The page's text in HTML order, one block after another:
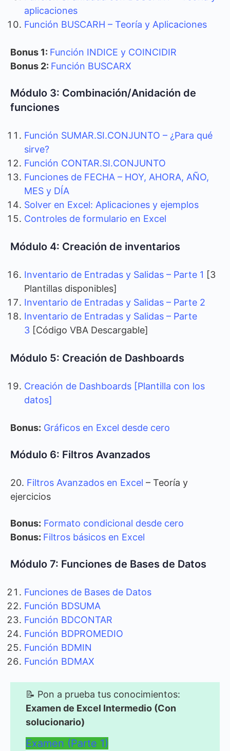
aplicaciones
Función BUSCARH – Teoría y Aplicaciones
Bonus 1: Función INDICE y COINCIDIR
Bonus 2: Función BUSCARX
Módulo 3: Combinación/Anidación de
funciones
Función SUMAR.SI.CONJUNTO – ¿Para qué
sirve?
Función CONTAR.SI.CONJUNTO
Funciones de FECHA – HOY, AHORA, AÑO,
MES y DÍA
Solver en Excel: Aplicaciones y ejemplos
Controles de formulario en Excel
Módulo 4: Creación de inventarios
Inventario de Entradas y Salidas – Parte 1 [3
Plantillas disponibles]
Inventario de Entradas y Salidas – Parte 2
Inventario de Entradas y Salidas – Parte
3 [Código VBA Descargable]
Módulo 5: Creación de Dashboards
Creación de Dashboards [Plantilla con los
datos]
Bonus: Gráficos en Excel desde cero
Módulo 6: Filtros Avanzados
20. Filtros Avanzados en Excel – Teoría y
ejercicios
Bonus: Formato condicional desde cero
Bonus: Filtros básicos en Excel
Módulo 7: Funciones de Bases de Datos
Funciones de Bases de Datos
Función BDSUMA
Función BDCONTAR
Función BDPROMEDIO
Función BDMIN
Función BDMAX
📝 Pon a prueba tus conocimientos:
Examen de Excel Intermedio (Con
solucionario)
Examen (Parte 1)